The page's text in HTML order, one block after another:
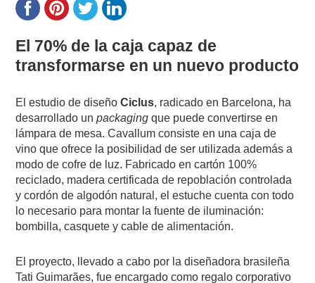
El 70% de la caja capaz de
transformarse en un nuevo producto
El estudio de diseñoCiclus, radicado en Barcelona, ha
desarrollado unpackaging que puede convertirse en
lámpara de mesa. Cavallum consiste en una caja de
vino que ofrece la posibilidad de ser utilizada además a
modo de cofre de luz. Fabricado en cartón 100%
reciclado, madera certificada de repoblación controlada
y cordón de algodón natural, el estuche cuenta con todo
lo necesario para montar la fuente de iluminación:
bombilla, casquete y cable de alimentación.
El proyecto, llevado a cabo por la diseñadora brasileña
Tati Guimarães, fue encargado como regalo corporativo